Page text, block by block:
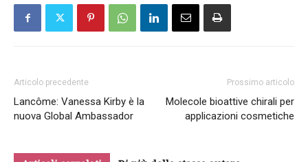
Articolo precedente
Lancôme: Vanessa Kirby è la
nuova Global Ambassador
Prossimo articolo
Molecole bioattive chirali per
applicazioni cosmetiche